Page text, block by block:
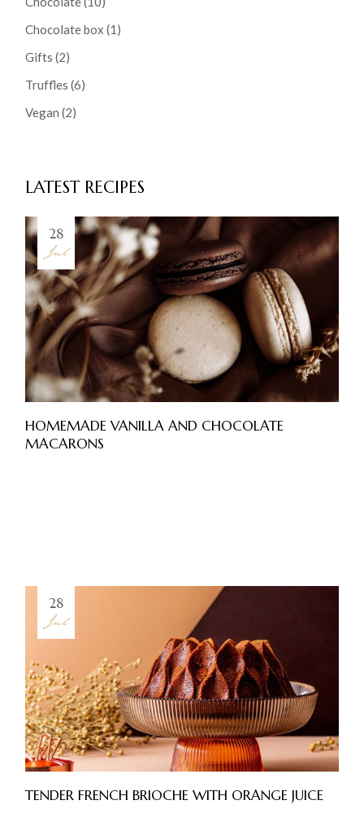
Chocolate box (1)
Gifts (2)
Truffles (6)
Vegan (2)
LATEST RECIPES
28
Jul
HOMEMADE VANILLA AND CHOCOLATE
MACARONS
28
Jul
TENDER FRENCH BRIOCHE WITH ORANGE JUICE